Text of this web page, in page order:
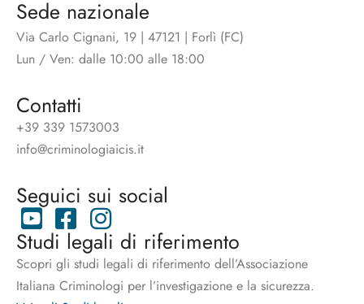
Sede nazionale
Via Carlo Cignani, 19 | 47121 | Forlì (FC)
Lun / Ven: dalle 10:00 alle 18:00
Contatti
+39 339 1573003
info@criminologiaicis.it
Seguici sui social
Studi legali di riferimento
Scopri gli studi legali di riferimento dell’Associazione
Italiana Criminologi per l’investigazione e la sicurezza.